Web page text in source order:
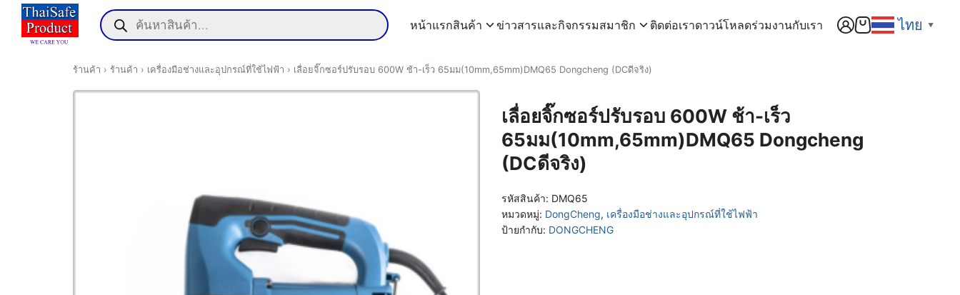
Skip
content
Products
search
หน้าแรกสินค้า ข่าวสารและกิจกรรมสมาชิก ติดต่อเราดาวน์โหลดร่วมงานกับเรา ไทย ▼
ร้านค้า › ร้านค้า › เครื่องมือช่างและอุปกรณ์ที่ใช้ไฟฟ้า › เลื่อยจิ๊กซอร์ปรับรอบ 600W ช้า-เร็ว 65มม(10mm,65mm)DMQ65 Dongcheng (DCดีจริง)
เลื่อยจิ๊กซอร์ปรับรอบ 600W ช้า-เร็ว
65มม(10mm,65mm)DMQ65 Dongcheng
(DCดีจริง)
รหัสสินค้า: DMQ65
หมวดหมู่: DongCheng, เครื่องมือช่างและอุปกรณ์ที่ใช้ไฟฟ้า
ป้ายกำกับ: DONGCHENG